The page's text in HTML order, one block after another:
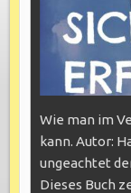
Wie man im
kann. Autor:
ungeachtet
Dieses Buch